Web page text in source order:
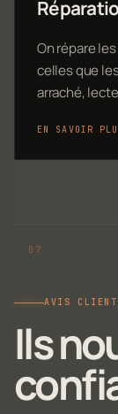
On répare
celles que
arraché,
EN SAVOIR
AVIS
Ils